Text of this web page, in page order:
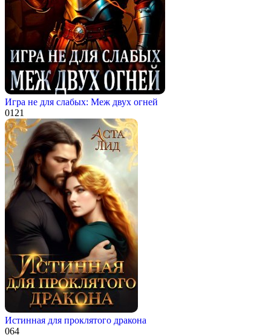
Игра не для слабых: Меж двух огней
0121
Истинная для проклятого дракона
064